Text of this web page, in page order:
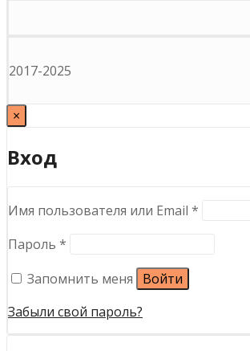
2017-2025
×
Вход
Имя пользователя или Email *
Пароль *
Запомнить меня
Войти
Забыли свой пароль?